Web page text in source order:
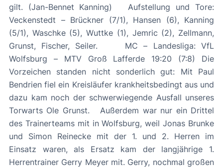
gilt. (Jan-Bennet Kanning) Aufstellung und Tore:
Veckenstedt – Brückner (7/1), Hansen (6), Kanning
(5/1), Waschke (5), Wuttke (1), Jemric (2), Zellmann,
Grunst, Fischer, Seiler. MC – Landesliga: VfL
Wolfsburg – MTV Groß Lafferde 19:20 (7:8) Die
Vorzeichen standen nicht sonderlich gut: Mit Paul
Bendrien fiel ein Kreisläufer krankheitsbedingt aus und
dazu kam noch der schwerwiegende Ausfall unseres
Torwarts Ole Grunst. Außerdem war nur ein Drittel
des Trainerteams mit in Wolfsburg, weil Jonas Brunke
und Simon Reinecke mit der 1. und 2. Herren im
Einsatz waren, als Ersatz kam der langjährige 1.
Herrentrainer Gerry Meyer mit. Gerry, nochmal großen